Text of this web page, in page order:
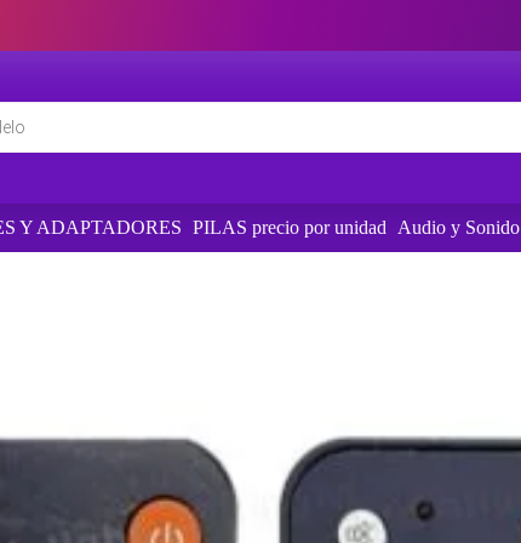
Y ADAPTADORES PILAS precio por unidad Audio y Sonido